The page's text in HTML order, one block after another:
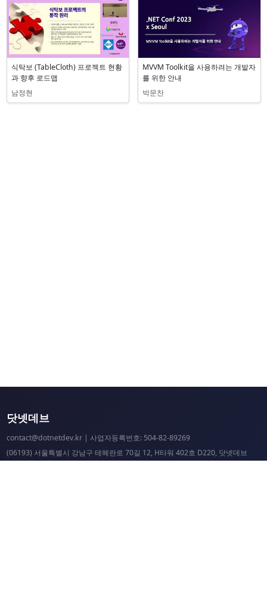
식탁보 (TableCloth) 프로젝트 현황
과 향후 로드맵
남정현
MVVM Toolkit을 사용하려는 개발자
를 위한 안내
박문찬
닷넷데브
contact@dotnetdev.kr| 사업자등록번호: 504-82-89269
(06193) 서울특별시 강남구 테헤란로 70길 12, H타워 402호 D220, 닷넷데브